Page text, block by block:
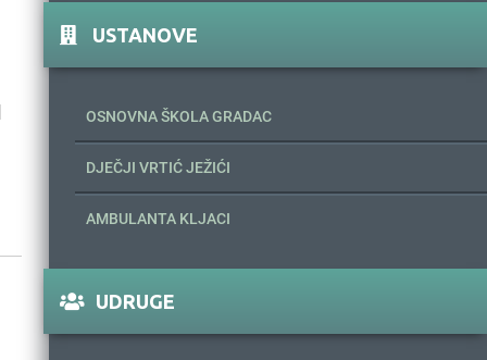
USTANOVE
OSNOVNA ŠKOLA GRADAC
DJEČJI VRTIĆ JEŽIĆI
AMBULANTA KLJACI
UDRUGE